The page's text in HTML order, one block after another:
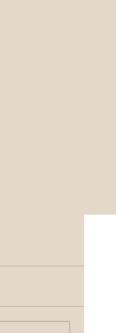
Mercier
dès 19h00